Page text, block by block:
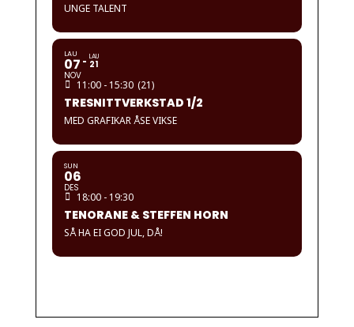
UNGE TALENT
LAU
07
NOV
LAU
21
11:00 - 15:30 (21)
TRESNITTVERKSTAD 1/2
MED GRAFIKAR ÅSE VIKSE
SUN
06
DES
18:00 - 19:30
TENORANE & STEFFEN HORN
SÅ HA EI GOD JUL, DÅ!